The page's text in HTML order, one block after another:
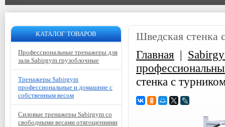
Шведская стенка
Главная |
стенка с
КАТАЛОГ ТОВАРОВ
Профессиональные тренажеры для
зала Sabirgym грузоблочные
Тренажеры Sabirgym
профессиональные и домашние с
собственным весом
Силовые тренажеры Sabirgym со
свободными весами отягощениями